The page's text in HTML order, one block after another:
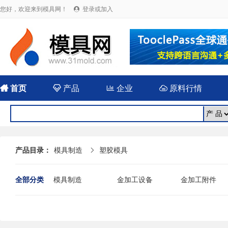
您好，欢迎来到模具网！  登录或加入
首页  产品 企业 原料行情
产品目录： 模具制造  塑胶模具
全部分类 模具制造 金加工设备
金加工附件